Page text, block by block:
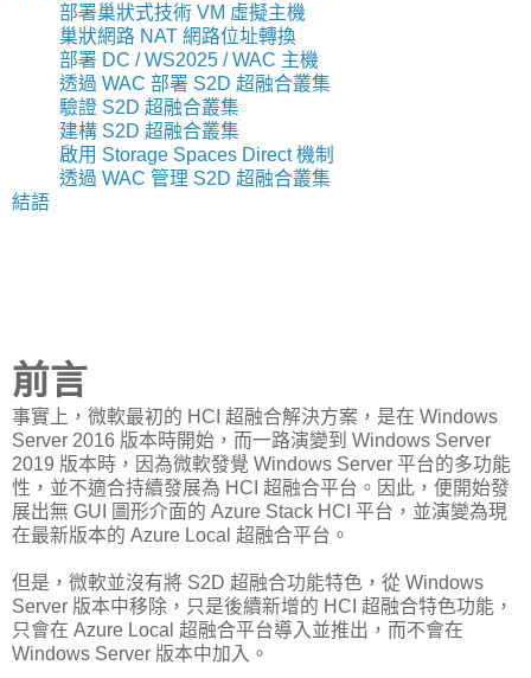
部署巢狀式技術 VM 虛擬主機
巢狀網路 NAT 網路位址轉換
部署 DC / WS2025 / WAC 主機
透過 WAC 部署 S2D 超融合叢集
驗證 S2D 超融合叢集
建構 S2D 超融合叢集
啟用 Storage Spaces Direct 機制
透過 WAC 管理 S2D 超融合叢集
結語
前言
事實上，微軟最初的 HCI 超融合解決方案，是在 Windows
Server 2016 版本時開始，而一路演變到 Windows Server
2019 版本時，因為微軟發覺 Windows Server 平台的多功能
性，並不適合持續發展為 HCI 超融合平台。因此，便開始發
展出無 GUI 圖形介面的 Azure Stack HCI 平台，並演變為現
在最新版本的 Azure Local 超融合平台。
但是，微軟並沒有將 S2D 超融合功能特色，從 Windows
Server 版本中移除，只是後續新增的 HCI 超融合特色功能，
只會在 Azure Local 超融合平台導入並推出，而不會在
Windows Server 版本中加入。